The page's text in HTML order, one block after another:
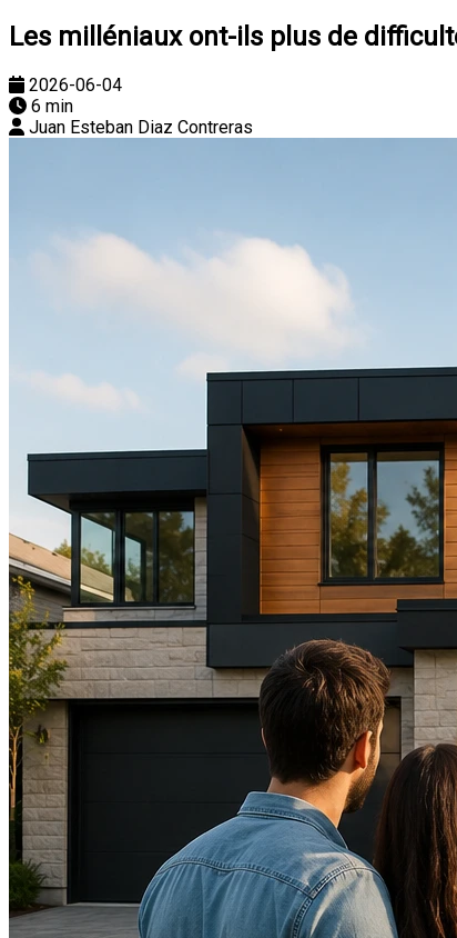
Les milléniaux ont-ils plus de
2026-06-04
6 min
Juan Esteban Diaz Contreras